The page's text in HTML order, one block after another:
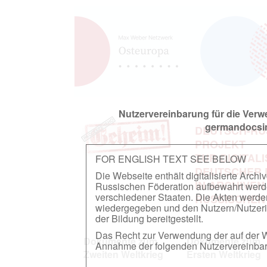
Nutzervereinbarung für die
FOR ENGLISH TEXT SEE BELOW
Die Webseite enthält digitalisierte
Russischen Föderation aufbewahrt
verschiedener Staaten. Die Akten
wiedergegeben und den Nutzern/
der Bildung bereitgestellt.
Das Recht zur Verwendung der auf der
Annahme der folgenden
DEUTSCH-
PROJEKT
ZUR
DEUTSCHER
IN
Dokumente zum
Zweiten Weltkrieg
Dokumente zum
Ersten Weltkrieg